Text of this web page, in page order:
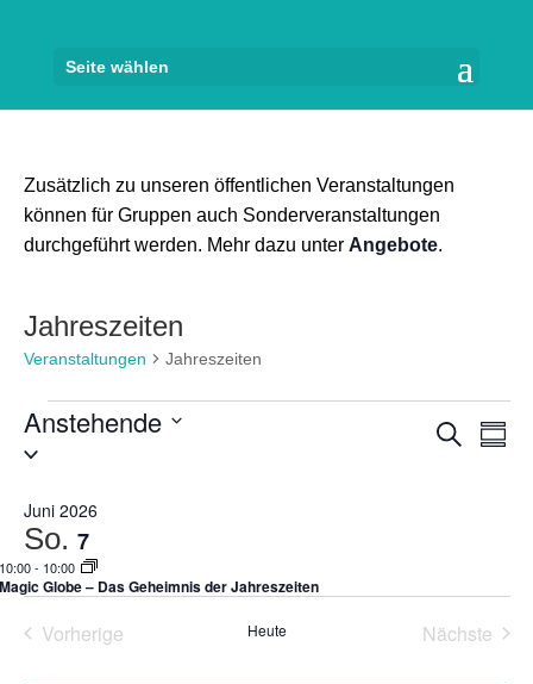
Seite wählen
Zusätzlich zu unseren öffentlichen Veranstaltungen
können für Gruppen auch Sonderveranstaltungen
durchgeführt werden. Mehr dazu unter Angebote.
Jahreszeiten
Veranstaltungen Jahreszeiten
Veranstaltungen Suche
Anstehende
Datum
Juni 2026
So. 7
- 10:00
Globe – Das Geheimnis der Jahreszeiten
Vorherige
Heute
Nächste